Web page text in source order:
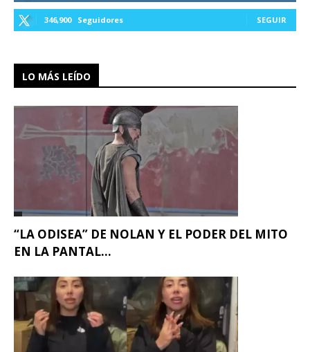
346,900 Seguidores SEGUIR
LO MÁS LEÍDO
“LA ODISEA” DE NOLAN Y EL PODER DEL MITO
EN LA PANTAL...